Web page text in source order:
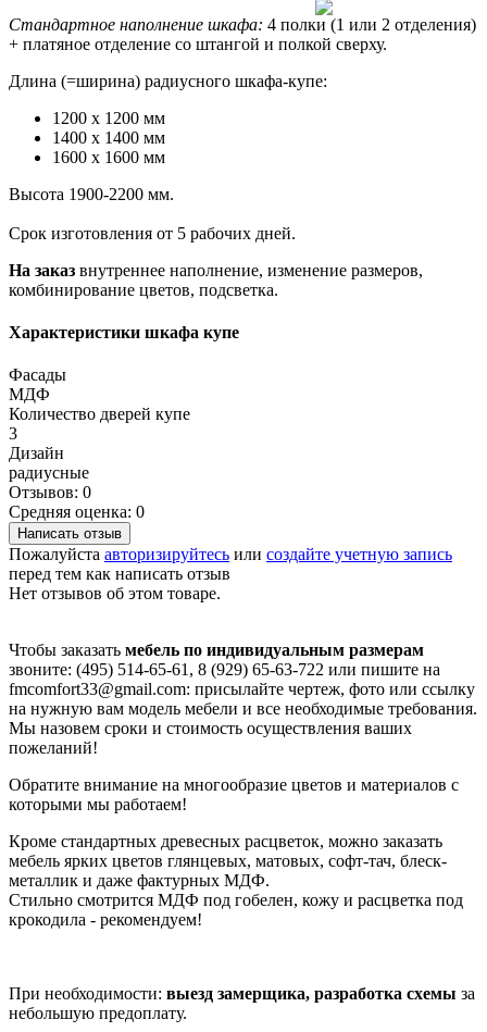
Стандартное наполнение шкафа: 4 полки (1 или 2 отделения)
+ платяное отделение со штангой и полкой сверху.
Длина (=ширина) радиусного шкафа-купе:
1200 х 1200 мм
1400 х 1400 мм
1600 х 1600 мм
Высота 1900-2200 мм.
Срок изготовления от 5 рабочих дней.
На заказ внутреннее наполнение, изменение размеров,
комбинирование цветов, подсветка.
Характеристики шкафа купе
Фасады
МДФ
Количество дверей купе
3
Дизайн
радиусные
Отзывов: 0
Средняя оценка: 0
Написать отзыв
Пожалуйста авторизируйтесь или создайте учетную запись
перед тем как написать отзыв
Нет отзывов об этом товаре.
Чтобы заказать мебель по индивидуальным размерам
звоните: (495) 514-65-61, 8 (929) 65-63-722 или пишите на
fmcomfort33@gmail.com: присылайте чертеж, фото или ссылку
на нужную вам модель мебели и все необходимые требования.
Мы назовем сроки и стоимость осуществления ваших
пожеланий!
Обратите внимание на многообразие цветов и материалов с
которыми мы работаем!
Кроме стандартных древесных расцветок, можно заказать
мебель ярких цветов глянцевых, матовых, софт-тач, блеск-
металлик и даже фактурных МДФ.
Стильно смотрится МДФ под гобелен, кожу и расцветка под
крокодила - рекомендуем!
При необходимости: выезд замерщика, разработка схемы за
небольшую предоплату.